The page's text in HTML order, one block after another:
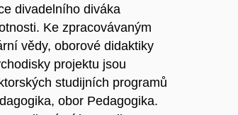
divadelního diváka
Ke zpracovávaným
vědy, oborové didaktiky
projektu jsou
studijních programů
obor Pedagogika.